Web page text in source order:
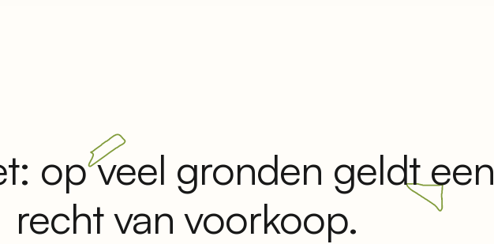
op veel gronden geldt een
recht van voorkoop.